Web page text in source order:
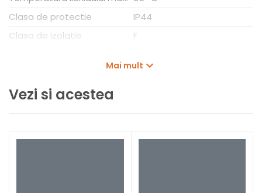
Clasa de protectie
IP44
Clasa de izolatie
F
PA66-GF15
Putere nominala
Mai mult
Vezi si acestea